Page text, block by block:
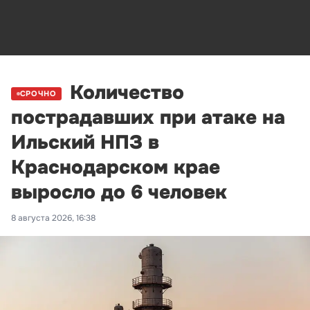
СРОЧНО
Количество
пострадавших при атаке на
Ильский НПЗ в
Краснодарском крае
выросло до 6 человек
8 августа 2026, 16:38